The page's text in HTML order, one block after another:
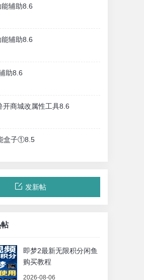
能辅助8.6
辅助8.6
助8.6
开商城改属性工具8.6
盒子①8.5
发新帖
即梦2最新无限积分闲鱼
购买教程
2026-08-06